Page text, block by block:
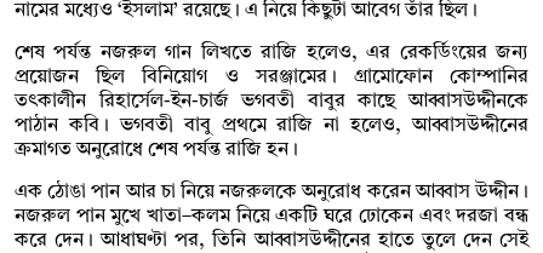
নামের মধ্যেও ‘ইসলাম’ রয়েছে। এ নিয়ে কিছুটা আবেগ তাঁর ছিল।
শেষ পর্যন্ত নজরুল গান লিখতে রাজি হলেও, এর রেকর্ডিংয়ের জন্য
প্রয়োজন ছিল বিনিয়োগ ও সরঞ্জামের। গ্রামোফোন কোম্পানির
তৎকালীন রিহার্সেল-ইন-চার্জ ভগবতী বাবুর কাছে আব্বাসউদ্দীনকে
পাঠান কবি। ভগবতী বাবু প্রথমে রাজি না হলেও, আব্বাসউদ্দীনের
ক্রমাগত অনুরোধে শেষ পর্যন্ত রাজি হন।
এক ঠোঙা পান আর চা নিয়ে নজরুলকে অনুরোধ করেন আব্বাস উদ্দীন।
নজরুল পান মুখে খাতা–কলম নিয়ে একটি ঘরে ঢোকেন এবং দরজা বন্ধ
করে দেন। আধাঘণ্টা পর, তিনি আব্বাসউদ্দীনের হাতে তুলে দেন সেই